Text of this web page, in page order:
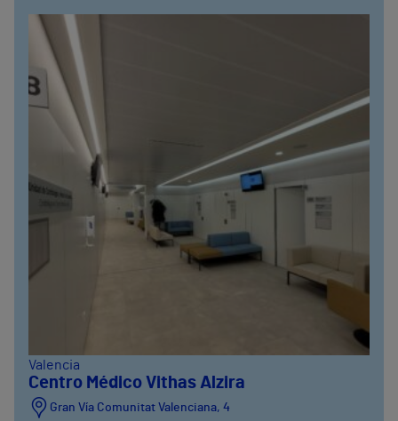
Valencia
Centro Médico Vithas Alzira
Gran Vía Comunitat Valenciana, 4